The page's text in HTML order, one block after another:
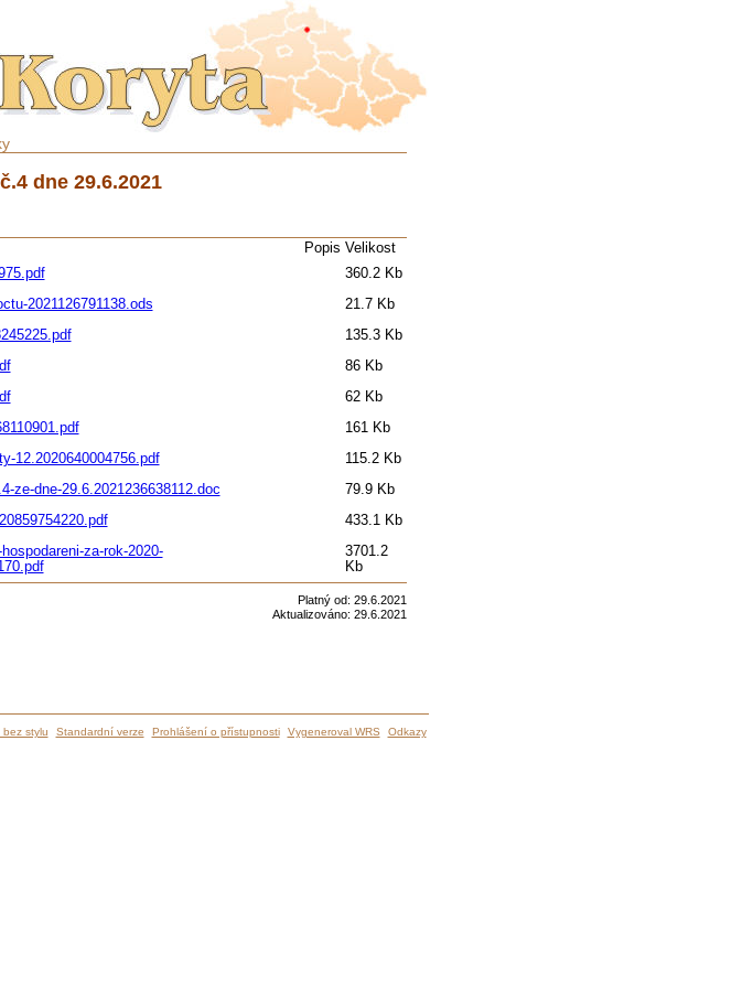
dne 29.6.2021
Popis Velikost
360.2 Kb
2021126791138.ods
21.7 Kb
135.3 Kb
86 Kb
62 Kb
161 Kb
12.2020640004756.pdf
115.2 Kb
ze-dne-29.6.2021236638112.doc
79.9 Kb
433.1 Kb
za-rok-2020-
3701.2
Kb
Platný od: 29.6.2021
Aktualizováno: 29.6.2021
bez stylu Standardní verze Prohlášení o přístupnosti Vygeneroval WRS Odkazy